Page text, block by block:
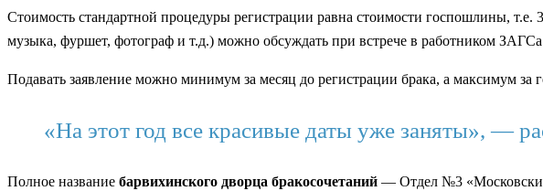
Стоимость стандартной процедуры регистрации равна стоимости госпошлины,
музыка, фуршет, фотограф и т.д.) можно обсуждать при встрече в работником
Подавать заявление можно минимум за месяц до регистрации брака, а максимум за
«На этот год все красивые даты уже заняты», —
Полное название барвихинского дворца бракосочетаний — Отдел №3